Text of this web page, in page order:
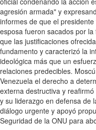
agresión armada" y
informes de que el
esposa fueron sacados por
que las justificaciones
fundamento y caracterizó la
ideológica más que un
relaciones predecibles.
Venezuela el derecho a
externa destructiva y
y su liderazgo en defensa de
diálogo urgente y apoyó
Seguridad de la ONU para